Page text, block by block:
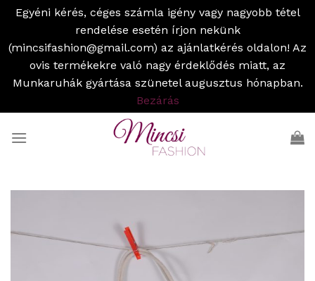
Egyéni kérés, céges számla igény vagy nagyobb tétel
rendelése esetén írjon nekünk
(mincsifashion@gmail.com) az ajánlatkérés oldalon! Az
ovis termékekre való nagy érdeklődés miatt, az
Munkaruhák gyártása szünetel augusztus hónapban.
Bezárás